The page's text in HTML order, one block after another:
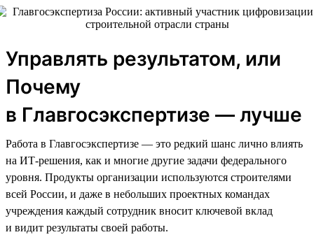
Управлять результатом, или
Почему
в Главгосэкспертизе — лучше
Работа в Главгосэкспертизе — это редкий шанс лично влиять
на ИТ-решения, как и многие другие задачи федерального
уровня. Продукты организации используются строителями
всей России, и даже в небольших проектных командах
учреждения каждый сотрудник вносит ключевой вклад
и видит результаты своей работы.